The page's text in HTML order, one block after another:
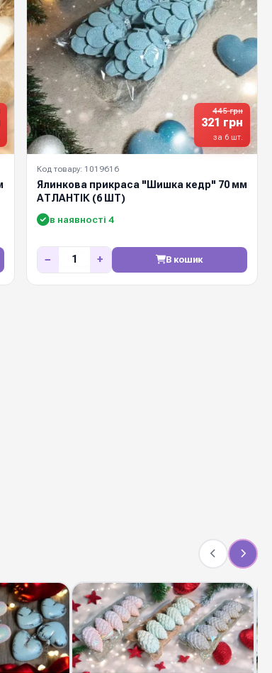
445 грн
321 грн
за 6 шт.
Код товару: 1019616
Ялинкова прикраса "Шишка кедр" 70 мм
АТЛАНТІК (6 ШТ)
в наявності 4
− + В кошик